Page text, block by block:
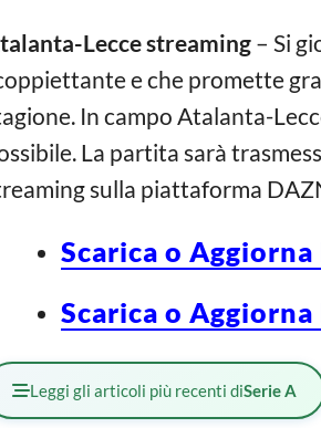
Lecce streaming – Si
e che promette
In campo Atalanta-
La partita sarà
sulla piattaforma
Scarica o
Scarica o
Leggi gli articoli più recenti diSerie A